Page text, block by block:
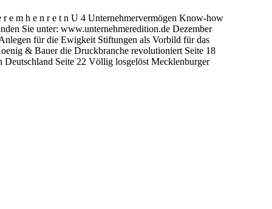
e m h e n r e t n U 4 Unternehmervermögen Know-how
Sie unter: www.unternehmeredition.de Dezember
für die Ewigkeit Stiftungen als Vorbild für das
& Bauer die Druckbranche revolutioniert Seite 18
Seite 22 Völlig losgelöst Mecklenburger